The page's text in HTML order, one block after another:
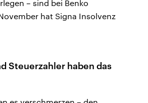
– sind bei Benko
hat Signa Insolvenz
Steuerzahler haben das